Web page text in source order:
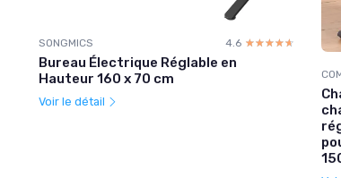
SONGMICS 4.6 ☆☆☆☆☆
★★★★★
Bureau Électrique Réglable en
Hauteur 160 x 70 cm
Voir le détail